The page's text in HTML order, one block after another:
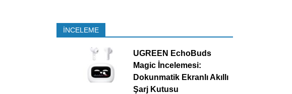
İNCELEME
UGREEN EchoBuds
Magic İncelemesi:
Dokunmatik Ekranlı Akıllı
Şarj Kutusu